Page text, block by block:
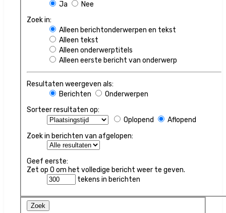
Ja
Nee
Zoek in:
Alleen berichtonderwerpen en tekst
Alleen tekst
Alleen onderwerptitels
Alleen eerste bericht van onderwerp
Resultaten weergeven als:
Berichten
Onderwerpen
Sorteer resultaten op:
Oplopend
Aflopend
Zoek in berichten van afgelopen:
Geef eerste:
Zet op 0 om het volledige bericht weer te geven.
tekens in berichten